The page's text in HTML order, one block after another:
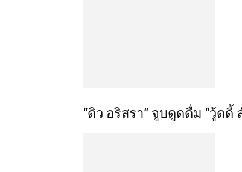
“ดิว อริสรา” จูบดูดดื่ม “วู้ดดี้